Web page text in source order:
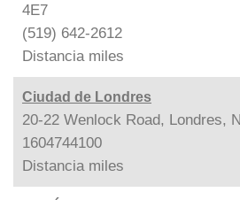
4E7
(519) 642-2612
Distancia miles
Ciudad de Londres
20-22 Wenlock Road, Londres,
1604744100
Distancia miles